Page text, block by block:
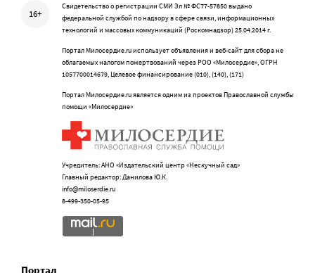
16+
Свидетельство о регистрации СМИ Эл № ФС77-57850 выдано
федеральной службой по надзору в сфере связи, информационных
технологий и массовых коммуникаций (Роскомнадзор) 25.04.2014 г.
Портал Милосердие.ru использует объявления и веб-сайт для сбора не
облагаемых налогом пожертвований через РОО «Милосердие», ОГРН
1057700014679, Целевое финансирование (010), (140), (171)
Портал Милосердие.ru является одним из проектов Православной службы
помощи «Милосердие»
Учредитель: АНО «Издательский центр «Нескучный сад»
Главный редактор: Данилова Ю.К.
info@miloserdie.ru
8-499-350-05-95
Портал